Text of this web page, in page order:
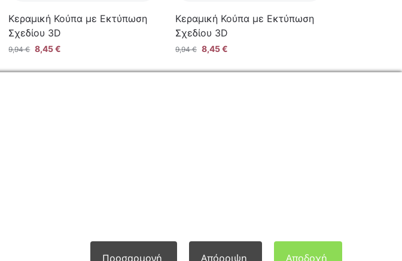
Κεραμική Κούπα με Εκτύπωση
Σχεδίου 3D
9,94€ 8,45€
Κεραμική Κούπα με Εκτύπωση
Σχεδίου 3D
9,94€ 8,45€
Προσαρμογή Απόρριψη Αποδοχή